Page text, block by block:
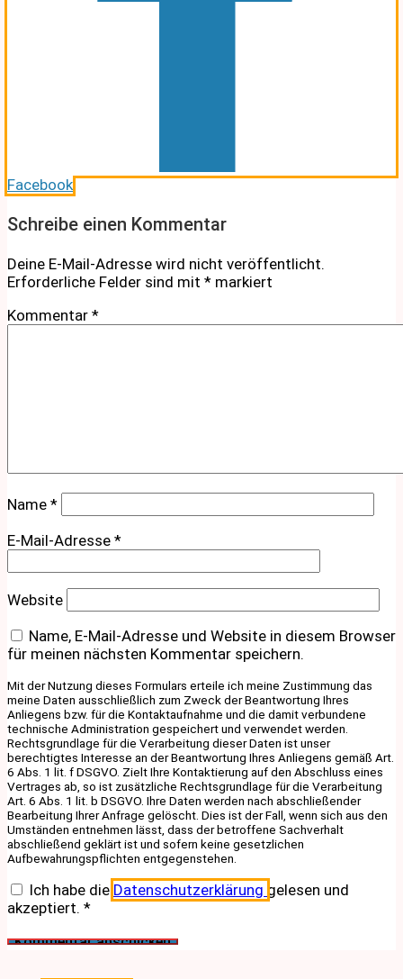
Facebook
Schreibe einen Kommentar
Deine E-Mail-Adresse wird nicht veröffentlicht.
Erforderliche Felder sind mit * markiert
Kommentar *
Name *
E-Mail-Adresse *
Website
Name, E-Mail-Adresse und Website in diesem Browser
für meinen nächsten Kommentar speichern.
Mit der Nutzung dieses Formulars erteile ich meine Zustimmung das
meine Daten ausschließlich zum Zweck der Beantwortung Ihres
Anliegens bzw. für die Kontaktaufnahme und die damit verbundene
technische Administration gespeichert und verwendet werden.
Rechtsgrundlage für die Verarbeitung dieser Daten ist unser
berechtigtes Interesse an der Beantwortung Ihres Anliegens gemäß Art.
6 Abs. 1 lit. f DSGVO. Zielt Ihre Kontaktierung auf den Abschluss eines
Vertrages ab, so ist zusätzliche Rechtsgrundlage für die Verarbeitung
Art. 6 Abs. 1 lit. b DSGVO. Ihre Daten werden nach abschließender
Bearbeitung Ihrer Anfrage gelöscht. Dies ist der Fall, wenn sich aus den
Umständen entnehmen lässt, dass der betroffene Sachverhalt
abschließend geklärt ist und sofern keine gesetzlichen
Aufbewahrungspflichten entgegenstehen.
Ich habe die Datenschutzerklärung gelesen und
akzeptiert. *